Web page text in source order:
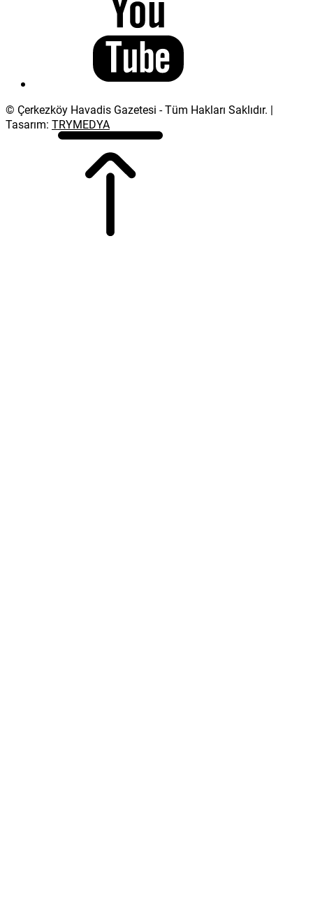
© Çerkezköy Havadis Gazetesi - Tüm Hakları Saklıdır. |
Tasarım: TRYMEDYA